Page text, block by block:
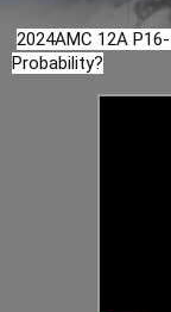
2024AMC 12A
Probability?